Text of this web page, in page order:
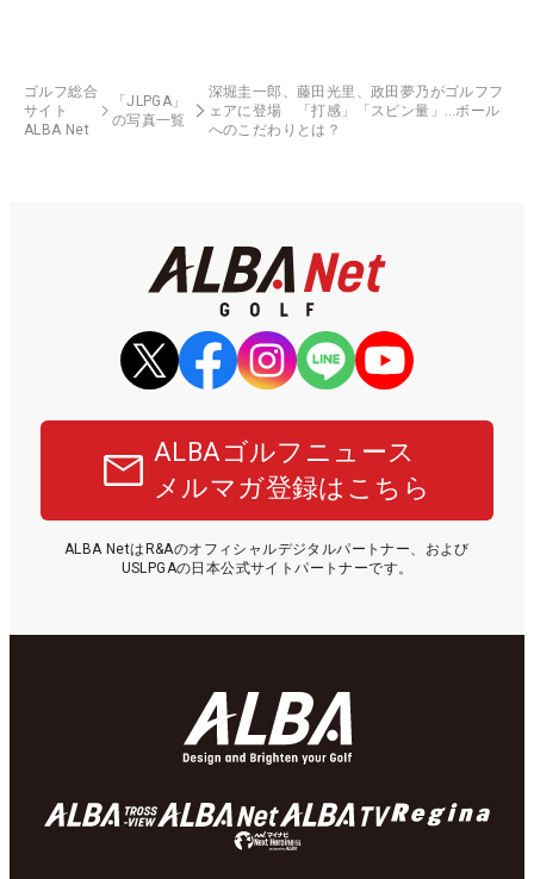
ゴルフ総合
サイト
ALBA Net
「JLPGA」
の写真一覧
深堀圭一郎、藤田光里、政田夢乃がゴルフフ
ェアに登場 「打感」「スピン量」…ボール
へのこだわりとは？
ALBAゴルフニュース
メルマガ登録はこちら
ALBA NetはR&Aのオフィシャルデジタルパートナー、および
USLPGAの日本公式サイトパートナーです。